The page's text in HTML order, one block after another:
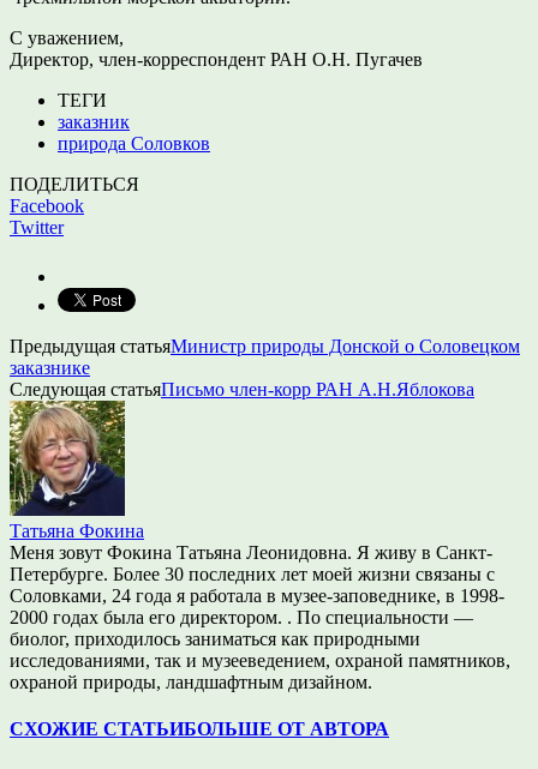
С уважением,
Директор, член-корреспондент РАН О.Н. Пугачев
ТЕГИ
заказник
природа Соловков
ПОДЕЛИТЬСЯ
Facebook
Twitter
Предыдущая статьяМинистр природы Донской о Соловецком
заказнике
Следующая статьяПисьмо член-корр РАН А.Н.Яблокова
Татьяна Фокина
Меня зовут Фокина Татьяна Леонидовна. Я живу в Санкт-
Петербурге. Более 30 последних лет моей жизни связаны с
Соловками, 24 года я работала в музее-заповеднике, в 1998-
2000 годах была его директором. . По специальности —
биолог, приходилось заниматься как природными
исследованиями, так и музееведением, охраной памятников,
охраной природы, ландшафтным дизайном.
СХОЖИЕ СТАТЬИБОЛЬШЕ ОТ АВТОРА